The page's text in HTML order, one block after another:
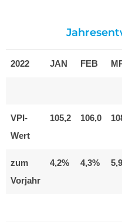
2022 JAN FEB
VPI-
Wert
105,2 106,0
zum
Vorjahr
4,2% 4,3%